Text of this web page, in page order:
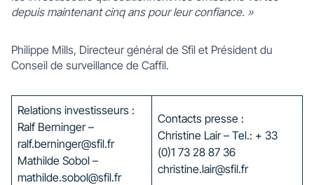
depuis maintenant cinq ans pour leur confiance. »
Philippe Mills, Directeur général de Sfil et Président du
Conseil de surveillance de Caffil.
Relations investisseurs :
Ralf Berninger –
ralf.berninger@sfil.fr
Mathilde Sobol –
mathilde.sobol@sfil.fr
Contacts presse :
Christine Lair – Tel.: + 33
(0)1 73 28 87 36
christine.lair@sfil.fr